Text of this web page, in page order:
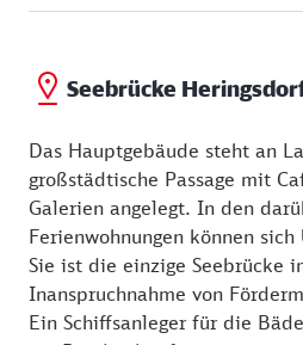
Seebrücke
Das Hauptgebäude steht an
großstädtische Passage mit
Galerien angelegt. In den
Ferienwohnungen können
Sie ist die einzige Seebrücke
Inanspruchnahme von
Ein Schiffsanleger für die